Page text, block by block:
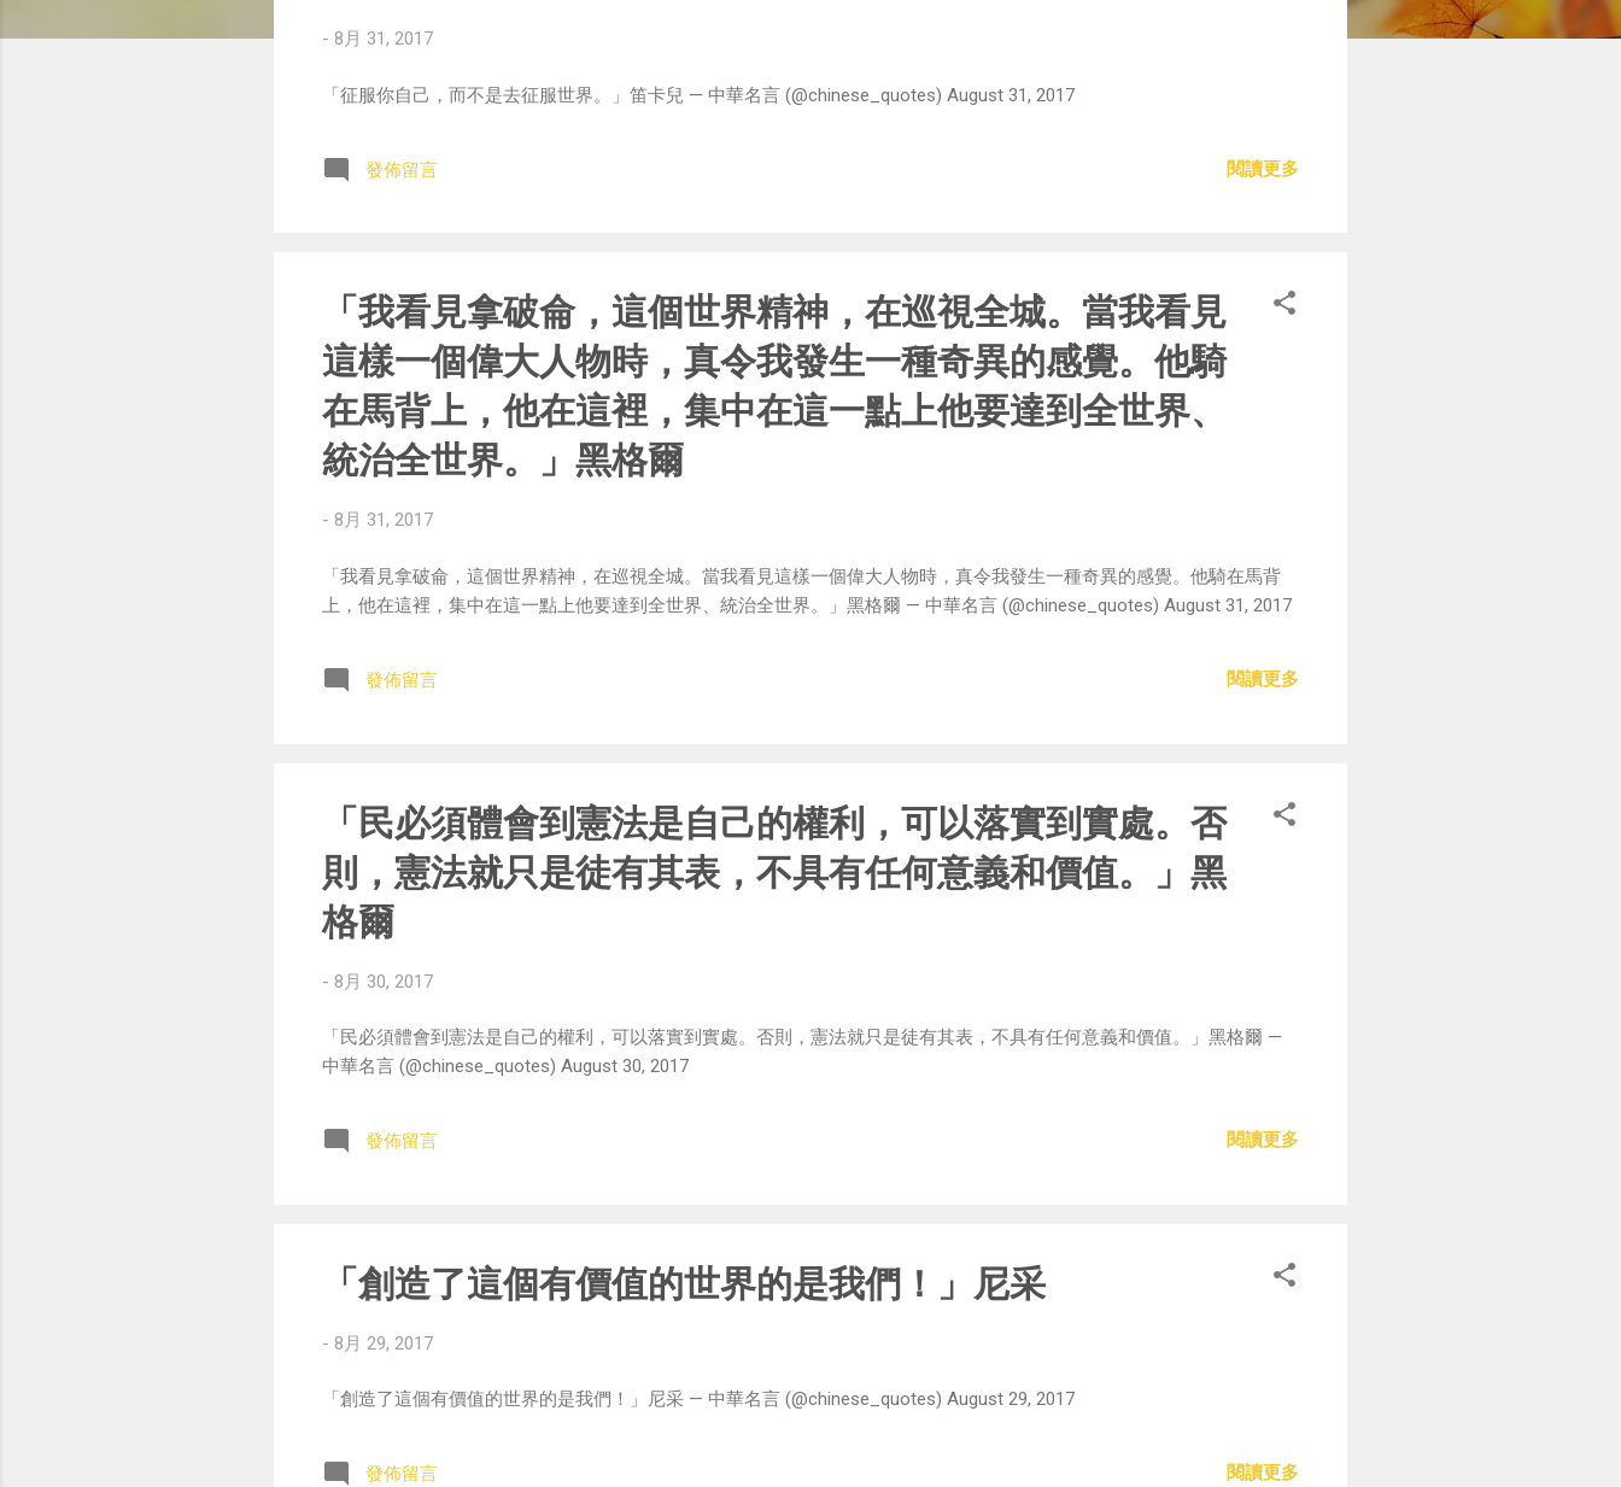
- 8月 31, 2017
「征服你自己，而不是去征服世界。」笛卡兒 — 中華名言 (@chinese_quotes) August 31, 2017
發佈留言 閱讀更多
「我看見拿破侖，這個世界精神，在巡視全城。當我看見
這樣一個偉大人物時，真令我發生一種奇異的感覺。他騎
在馬背上，他在這裡，集中在這一點上他要達到全世界、
統治全世界。」黑格爾
- 8月 31, 2017
「我看見拿破侖，這個世界精神，在巡視全城。當我看見這樣一個偉大人物時，真令我發生一種奇異的感覺。他騎在馬背
上，他在這裡，集中在這一點上他要達到全世界、統治全世界。」黑格爾 — 中華名言 (@chinese_quotes) August 31, 2017
發佈留言 閱讀更多
「民必須體會到憲法是自己的權利，可以落實到實處。否
則，憲法就只是徒有其表，不具有任何意義和價值。」黑
格爾
- 8月 30, 2017
「民必須體會到憲法是自己的權利，可以落實到實處。否則，憲法就只是徒有其表，不具有任何意義和價值。」黑格爾 —
中華名言 (@chinese_quotes) August 30, 2017
發佈留言 閱讀更多
「創造了這個有價值的世界的是我們！」尼采
- 8月 29, 2017
「創造了這個有價值的世界的是我們！」尼采 — 中華名言 (@chinese_quotes) August 29, 2017
發佈留言 閱讀更多